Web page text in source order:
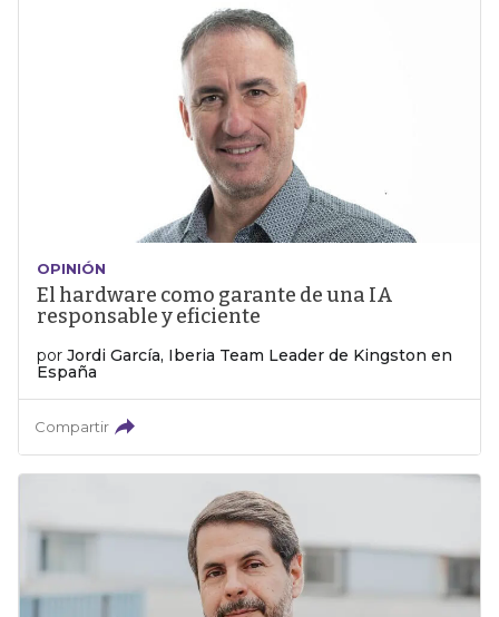
OPINIÓN
El hardware como garante de una IA
responsable y eficiente
por Jordi García, Iberia Team Leader de Kingston en
España
Compartir